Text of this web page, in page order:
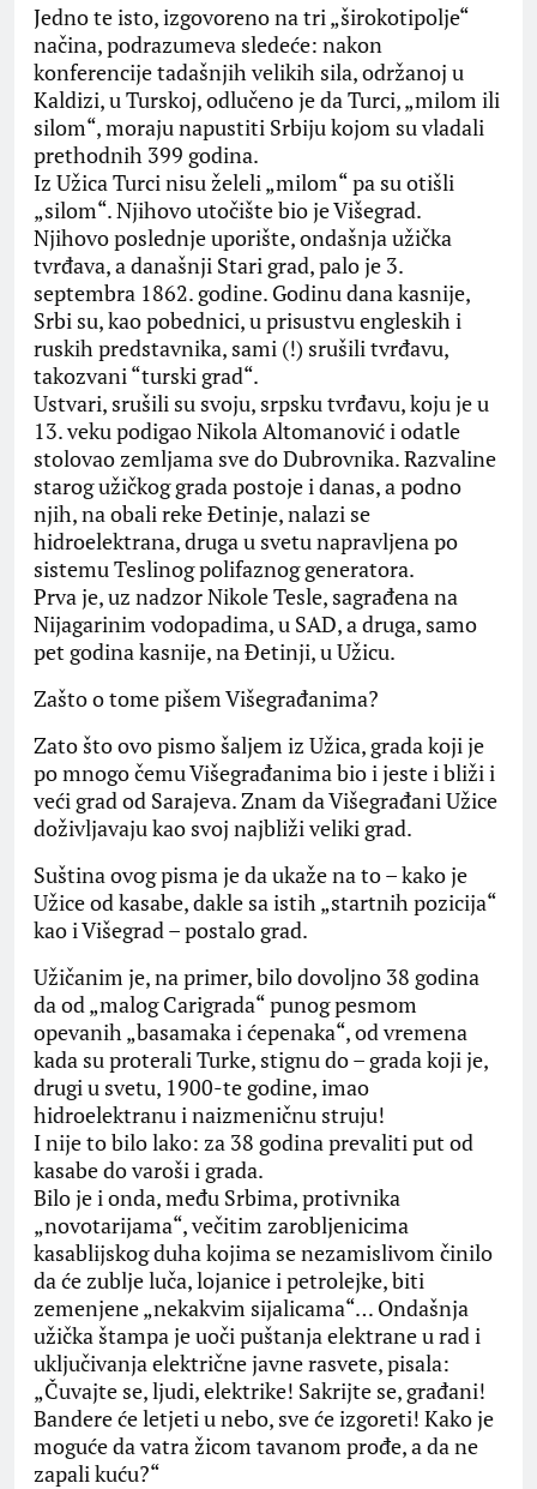
Jedno te isto, izgovoreno na tri „širokotipolje“
načina, podrazumeva sledeće: nakon
konferencije tadašnjih velikih sila, održanoj u
Kaldizi, u Turskoj, odlučeno je da Turci, „milom ili
silom“, moraju napustiti Srbiju kojom su vladali
prethodnih 399 godina.
Iz Užica Turci nisu želeli „milom“ pa su otišli
„silom“. Njihovo utočište bio je Višegrad.
Njihovo poslednje uporište, ondašnja užička
tvrđava, a današnji Stari grad, palo je 3.
septembra 1862. godine. Godinu dana kasnije,
Srbi su, kao pobednici, u prisustvu engleskih i
ruskih predstavnika, sami (!) srušili tvrđavu,
takozvani “turski grad“.
Ustvari, srušili su svoju, srpsku tvrđavu, koju je u
13. veku podigao Nikola Altomanović i odatle
stolovao zemljama sve do Dubrovnika. Razvaline
starog užičkog grada postoje i danas, a podno
njih, na obali reke Đetinje, nalazi se
hidroelektrana, druga u svetu napravljena po
sistemu Teslinog polifaznog generatora.
Prva je, uz nadzor Nikole Tesle, sagrađena na
Nijagarinim vodopadima, u SAD, a druga, samo
pet godina kasnije, na Đetinji, u Užicu.
Zašto o tome pišem Višegrađanima?
Zato što ovo pismo šaljem iz Užica, grada koji je
po mnogo čemu Višegrađanima bio i jeste i bliži i
veći grad od Sarajeva. Znam da Višegrađani Užice
doživljavaju kao svoj najbliži veliki grad.
Suština ovog pisma je da ukaže na to – kako je
Užice od kasabe, dakle sa istih „startnih pozicija“
kao i Višegrad – postalo grad.
Užičanim je, na primer, bilo dovoljno 38 godina
da od „malog Carigrada“ punog pesmom
opevanih „basamaka i ćepenaka“, od vremena
kada su proterali Turke, stignu do – grada koji je,
drugi u svetu, 1900-te godine, imao
hidroelektranu i naizmeničnu struju!
I nije to bilo lako: za 38 godina prevaliti put od
kasabe do varoši i grada.
Bilo je i onda, među Srbima, protivnika
„novotarijama“, večitim zarobljenicima
kasablijskog duha kojima se nezamislivom činilo
da će zublje luča, lojanice i petrolejke, biti
zemenjene „nekakvim sijalicama“… Ondašnja
užička štampa je uoči puštanja elektrane u rad i
uključivanja električne javne rasvete, pisala:
„Čuvajte se, ljudi, elektrike! Sakrijte se, građani!
Bandere će letjeti u nebo, sve će izgoreti! Kako je
moguće da vatra žicom tavanom prođe, a da ne
zapali kuću?“